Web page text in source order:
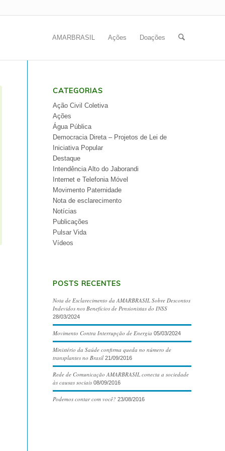
AMARBRASIL Ações Doações
CATEGORIAS
Ação Civil Coletiva
Ações
Água Pública
Democracia Direta – Projetos de Lei de
Iniciativa Popular
Destaque
Intendência Alto do Jaborandi
Internet e Telefonia Móvel
Movimento Paternidade
Nota de esclarecimento
Notícias
Publicações
Pulsar Vida
Vídeos
POSTS RECENTES
Nota de Esclarecimento da AMARBRASIL Sobre Descontos
Indevidos nos Benefícios de Pensionistas do INSS
28/03/2024
Movimento Contra Interrupção de Energia 05/03/2024
Ministério da Saúde confirma queda no número de
transplantes no Brasil 21/09/2016
Rede de Comunicação AMARBRASIL conecta a sociedade
às causas sociais 08/09/2016
Podemos contar com você? 23/08/2016